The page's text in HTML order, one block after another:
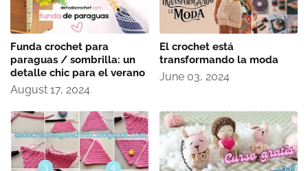
Funda crochet para
paraguas / sombrilla: un
detalle chic para el verano
August 17, 2024
El crochet está
transformando la moda
June 03, 2024